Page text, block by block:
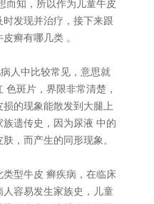
而知，所以作为儿童牛皮
发现并治疗，接下来跟
癣有哪几类 。
人中比较常见，意思就
斑片，界限非常清楚，
的现象能散发到大腿上
遗传史，因为尿液 中的
，而产生的同形现象。
型牛皮 癣疾病，在临床
人容易发生家族史，儿童